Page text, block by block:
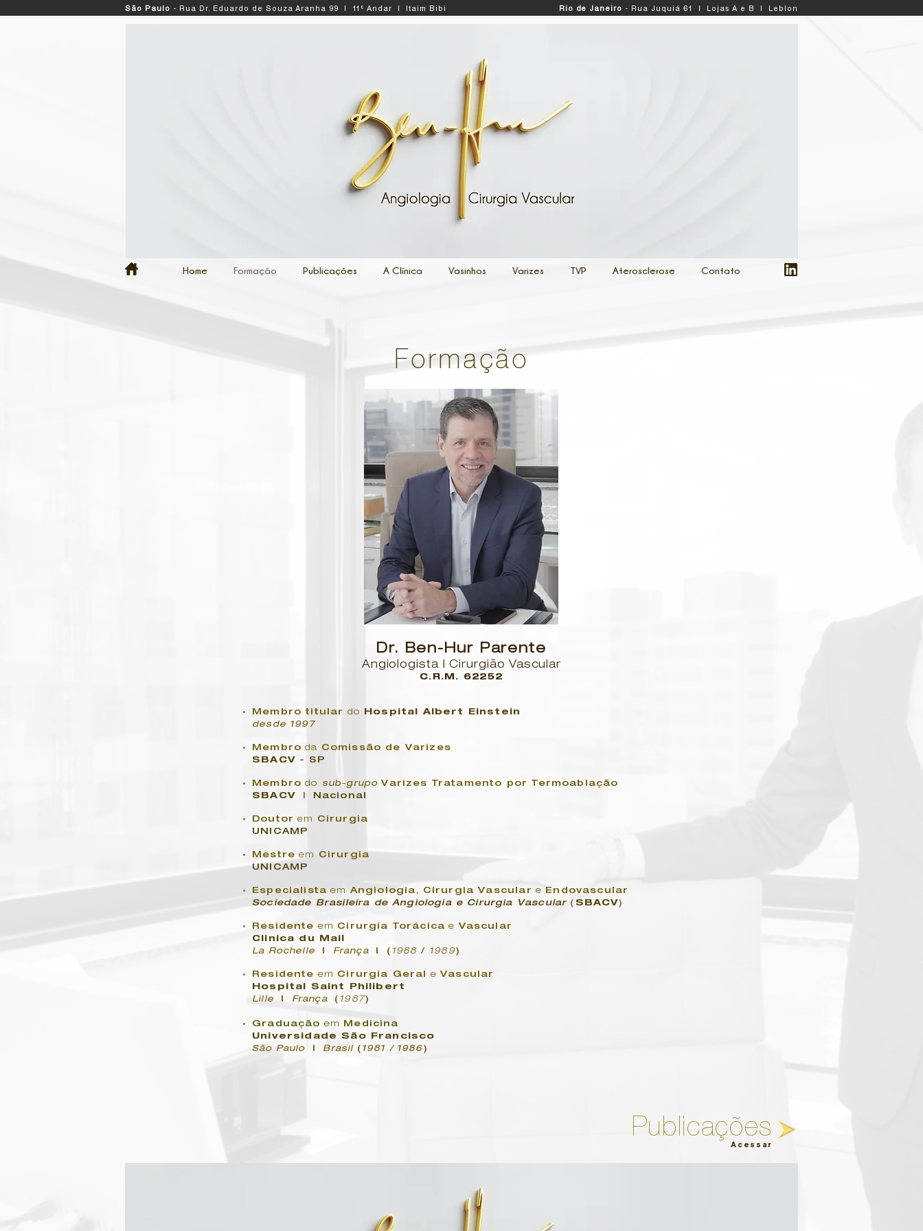
São Paulo - Rua Dr. Eduardo de Souza Aranha 99 | 11º Andar | Itaim Bibi Rio de Janeiro - Rua Juquiá 61 | Lojas A e B | Leblon
Home Formação Publicações A Clínica Vasinhos Varizes TVP Aterosclerose Contato
Formação
Dr. Ben-Hur Parente
Angiologista | Cirurgião Vascular
C.R.M. 62252
Membro titular do Hospital Albert Einstein
desde 1997
Membro da Comissão de Varizes
SBACV - SP
Membro do sub-grupo Varizes Tratamento por Termoablação
SBACV
| Nacional
Doutor em Cirurgia
UNICAMP
Mestre em Cirurgia
UNICAMP
Especialista em Angiologia, Cirurgia Vascular e Endovascular
Sociedade Brasileira de Angiologia e Cirurgia Vascular ( SBACV )
Residente em Cirurgia Torácica e Vascular
Clinica du Mail
La Rochelle
| França | ( 1988 / 1989)
Residente em Cirurgia Geral eVascular
Hospital Saint Philibert
Lille
| França ( 1987)
Graduação em Medicina
Universidade São Francisco
São Paulo
| Brasil ( 1981 / 1986)
Publicações
Acessar